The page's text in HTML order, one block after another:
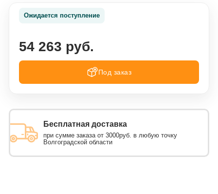
Ожидается поступление
54 263 руб.
Под заказ
Бесплатная доставка
при сумме заказа от 3000руб. в любую точку
Волгоградской области